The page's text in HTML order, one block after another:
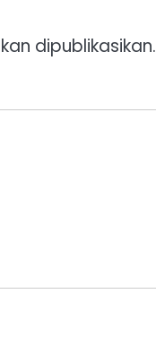
dipublikasikan.